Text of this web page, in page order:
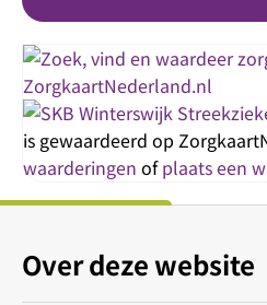
is gewaardeerd op
waarderingen ofplaats een
Over deze website